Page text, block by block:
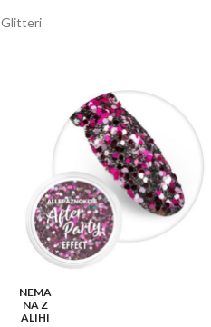
Glitteri
NEMA
NA Z
ALIHI